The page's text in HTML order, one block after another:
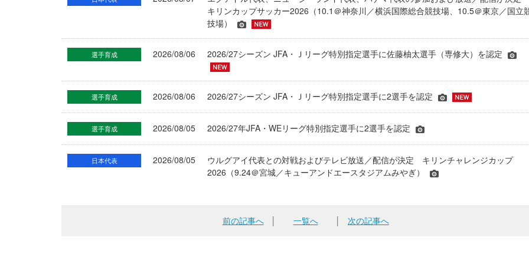
キリンカップサッカー2026（10.1＠神奈川／横浜国際総合競技場、10.5＠東京／国立
技場）
選手育成 2026/08/06 2026/27シーズン JFA・Ｊリーグ特別指定選手に佐藤柚太選手（専修大）を認定
選手育成 2026/08/06 2026/27シーズン JFA・Ｊリーグ特別指定選手に2選手を認定
選手育成 2026/08/05 2026/27年JFA・WEリーグ特別指定選手に2選手を認定
日本代表 2026/08/05
ウルグアイ代表との対戦およびテレビ放送／配信が決定 キリンチャレンジカップ
2026（9.24＠宮城／キューアンドエースタジアムみやぎ）
前の記事へ│ 一覧へ 次の記事へ